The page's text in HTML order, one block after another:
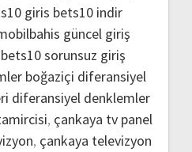
giris bets10 indir
güncel giriş
bets10 sorunsuz giriş
boğaziçi diferansiyel
diferansiyel denklemler
, çankaya tv panel
, çankaya televizyon